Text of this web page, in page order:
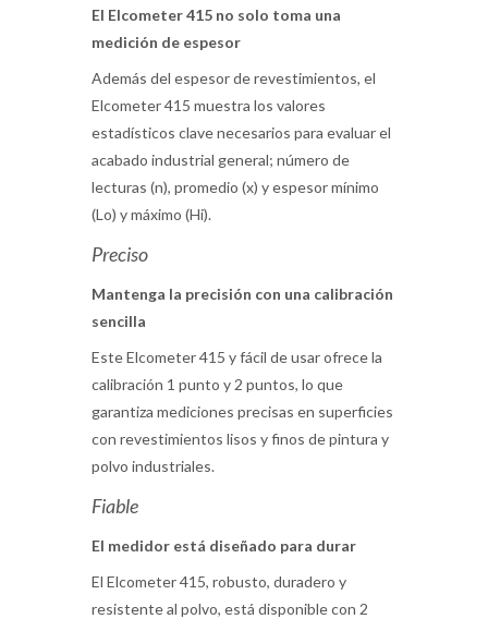
El Elcometer 415 no solo toma una
medición de espesor
Además del espesor de revestimientos, el
Elcometer 415 muestra los valores
estadísticos clave necesarios para evaluar el
acabado industrial general; número de
lecturas (n), promedio (x) y espesor mínimo
(Lo) y máximo (Hi).
Preciso
Mantenga la precisión con una calibración
sencilla
Este Elcometer 415 y fácil de usar ofrece la
calibración 1 punto y 2 puntos, lo que
garantiza mediciones precisas en superficies
con revestimientos lisos y finos de pintura y
polvo industriales.
Fiable
El medidor está diseñado para durar
El Elcometer 415, robusto, duradero y
resistente al polvo, está disponible con 2